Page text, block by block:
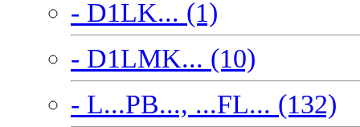
- D1LK... (1)
- D1LMK... (10)
- L...PB..., ...FL... (132)